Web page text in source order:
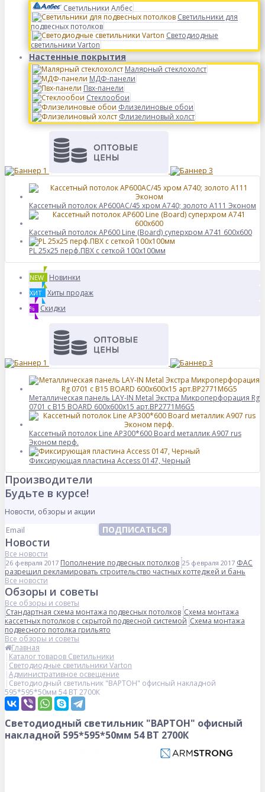
Светильники Албес
Светильники для
подвесных потолков
Светодиодные
светильники Varton
Настенные покрытия
Малярный стеклохолст
МДФ-панели
Пвх-панели
Стеклообои
Флизелиновые обои
Флизелиновый холст
Кассетный потолок AP600АС/45 хром А740; золото А111 Эконом
Кассетный потолок AP600 Line (Board) суперхром А741 600x600
PL 25х25 перф.ПВХ с сеткой 100х100мм
NEW Новинки
ХИТ Хиты продаж
% Скидки
Металлическая панель LAY-IN Metal Экстра Микроперфорация Rg
0701 с B15 BOARD 600x600x15 арт.BP2771M6G5
Кассетный потолок Line AP300*600 Board металлик А907 rus
Эконом перф.
Фиксирующая пластина Access 0147, Черный
Производители
Будьте в курсе!
Новости, обзоры и акции
ПОДПИСАТЬСЯ
Новости
Все новости
26 февраля 2017 Пополнение подвесных потолков 25 февраля 2017 ФАС
разрешил рекламировать строительство частных коттеджей и бань
Все новости
Обзоры и советы
Все обзоры и советы
Стандартная схема монтажа подвесных потолков Схема монтажа
кассетных потолков с скрытой подвесной системой Схема монтажа
подвесного потолка грильято
Все обзоры и советы
Главная
Каталог товаров Светильники
Светодиодные светильники Varton
Административное освещение
Светодиодный светильник "ВАРТОН" офисный накладной
595*595*50мм 54 ВТ 2700К
Светодиодный светильник "ВАРТОН" офисный
накладной 595*595*50мм 54 ВТ 2700К